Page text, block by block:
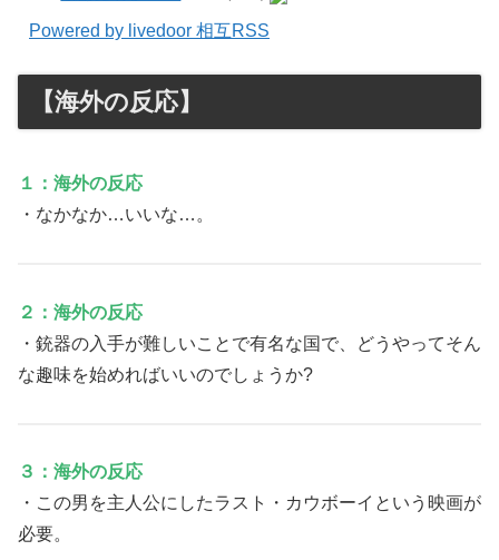
Powered by livedoor 相互RSS
【海外の反応】
１：海外の反応
・なかなか…いいな…。
２：海外の反応
・銃器の入手が難しいことで有名な国で、どうやってそん
な趣味を始めればいいのでしょうか?
３：海外の反応
・この男を主人公にしたラスト・カウボーイという映画が
必要。